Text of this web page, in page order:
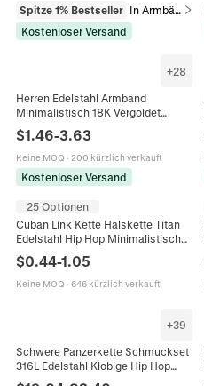
Spitze 1% Bestseller
In Armbänder
Kostenloser Versand
+28
Herren Edelstahl Armband
Minimalistisch 18K Vergoldet
Elegantes Geschenk
$1.46-3.63
Keine MOQ · 200 kürzlich verkauft
Kostenloser Versand
25 Optionen
Cuban Link Kette Halskette Titan
Edelstahl Hip Hop Minimalistisch
$0.44-1.05
Keine MOQ · 646 kürzlich verkauft
+39
Schwere Panzerkette Schmuckset
316L Edelstahl Klobige Hip Hop
Dicke Halskette Und Armband Für